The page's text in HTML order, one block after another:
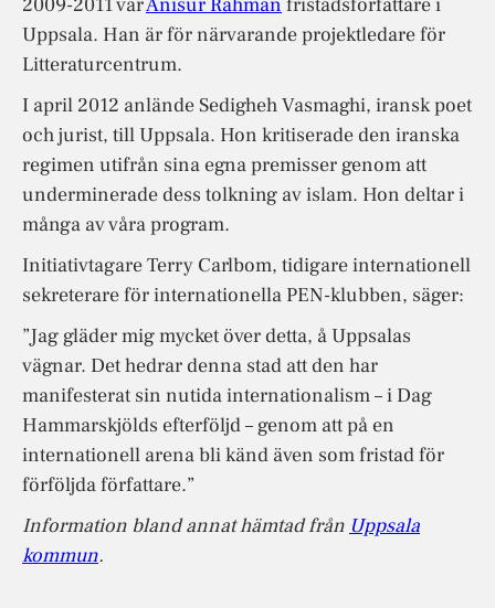
2009-2011 varAnisur Rahman fristadsförfattare i
Uppsala. Han är för närvarande projektledare för
Litteraturcentrum.
I april 2012 anlände Sedigheh Vasmaghi, iransk poet
och jurist, till Uppsala. Hon kritiserade den iranska
regimen utifrån sina egna premisser genom att
underminerade dess tolkning av islam. Hon deltar i
många av våra program.
Initiativtagare Terry Carlbom, tidigare internationell
sekreterare för internationella PEN-klubben, säger:
”Jag gläder mig mycket över detta, å Uppsalas
vägnar. Det hedrar denna stad att den har
manifesterat sin nutida internationalism – i Dag
Hammarskjölds efterföljd – genom att på en
internationell arena bli känd även som fristad för
förföljda författare.”
Information bland annat hämtad från Uppsala
kommun.